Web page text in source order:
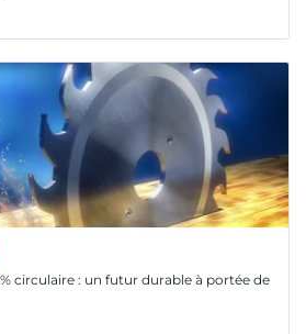
circulaire : un futur durable à portée de